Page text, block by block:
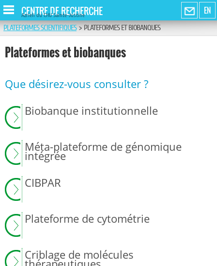
EN
CENTRE DE RECHERCHE
Azrieli du CHU Sainte-Justine
PLATEFORMES SCIENTIFIQUES>PLATEFORMES ET BIOBANQUES
Plateformes et biobanques
Que désirez-vous consulter ?
Biobanque institutionnelle
Méta-plateforme de génomique
intégrée
CIBPAR
Plateforme de cytométrie
Criblage de molécules